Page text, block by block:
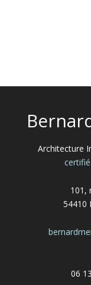
Architecture
101,
54410
06